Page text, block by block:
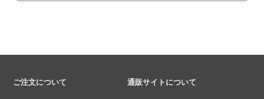
ご注文について 通販サイトについて